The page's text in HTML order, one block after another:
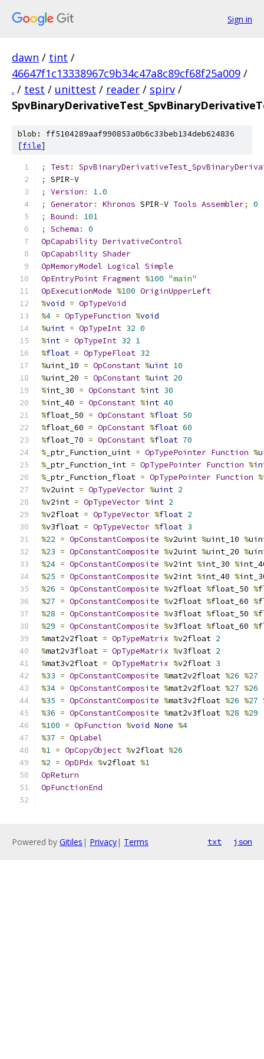
Sign in
dawn / tint /
46647f1c13338967c9b34c47a8c89cf68f25a009 /
. / test / unittest / reader / spirv /
blob: ff5104289aaf990853a0b6c33beb134deb624836
[file]
; Test:
;
SPIR-V
;
Version :
1.0
;
Generator: Khronos SPIR-V Tools Assembler;
0
;
Bound :
101
;
Schema :
0
OpCapability DerivativeControl
OpCapability Shader
OpMemoryModel Logical Simple
OpEntryPoint Fragment %100 "main"
OpExecutionMode %100 OriginUpperLeft
%void = OpTypeVoid
%4 = OpTypeFunction %void
%uint = OpTypeInt 32 0
%int = OpTypeInt 32 1
%float = OpTypeFloat 32
%uint_10 = OpConstant %uint 10
%uint_20 = OpConstant %uint 20
%int_30 = OpConstant %int 30
%int_40 = OpConstant %int 40
%float_50 = OpConstant %float 50
%float_60 = OpConstant %float 60
%float_70 = OpConstant %float 70
% _ptr_Function_uint = OpTypePointer Function %
% _ptr_Function_int = OpTypePointer Function %
% _ptr_Function_float = OpTypePointer Function %
%v2uint = OpTypeVector %uint 2
%v2int = OpTypeVector %int 2
%v2float = OpTypeVector %float 2
%v3float = OpTypeVector %float 3
%22 = OpConstantComposite %v2uint %uint_10 %
%23 = OpConstantComposite %v2uint %uint_20 %
%24 = OpConstantComposite %v2int %int_30 %
%25 = OpConstantComposite %v2int %int_40 %
%26 = OpConstantComposite %v2float %float_50 %
%27 = OpConstantComposite %v2float %float_60 %
%28 = OpConstantComposite %v3float %float_50 %
%29 = OpConstantComposite %v3float %float_60 %
%mat2v2float = OpTypeMatrix %v2float 2
%mat2v3float = OpTypeMatrix %v3float 2
%mat3v2float = OpTypeMatrix %v2float 3
%33 = OpConstantComposite %mat2v2float %26 %27
%34 = OpConstantComposite %mat2v2float %27 %26
%35 = OpConstantComposite %mat3v2float %26 %27
%36 = OpConstantComposite %mat2v3float %28 %29
%100 = OpFunction %void None %4
%37 = OpLabel
%1 = OpCopyObject %v2float %26
%2 = OpDPdx %v2float %1
OpReturn
OpFunctionEnd
Powered by Gitiles | Privacy| Terms txt json